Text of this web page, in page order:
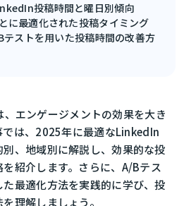
投稿時間と曜日別傾向
に最適化された投稿タイミング
テストを用いた投稿時間の改善方
エンゲージメントの効果を大き
では、2025年に最適なLinkedIn
、地域別に解説し、効果的な投
紹介します。さらに、A/Bテス
最適化方法を実践的に学び、投
理解しましょう。